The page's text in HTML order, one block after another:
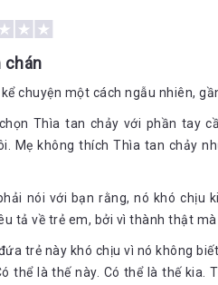
chán
chuyện một cách ngẫu nhiên,
Thìa tan chảy với phần tay
Mẹ không thích Thìa tan chảy
nói với bạn rằng, nó khó chịu
tả về trẻ em, bởi vì thành thật
trẻ này khó chịu vì nó không
thể là thế này. Có thể là thế